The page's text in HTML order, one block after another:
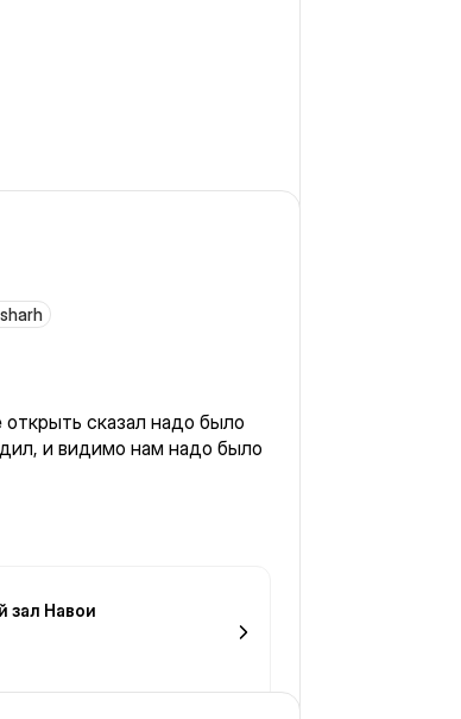
сказал надо было
и видимо нам надо было
зал Навои